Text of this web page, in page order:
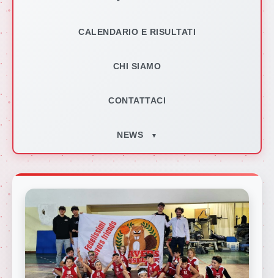
CALENDARIO E RISULTATI
CHI SIAMO
CONTATTACI
NEWS ▼